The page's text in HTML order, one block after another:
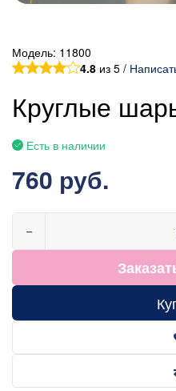
Модель: 11800
4.8 из 5 /
Круглые
Есть в наличии
760 руб.
−